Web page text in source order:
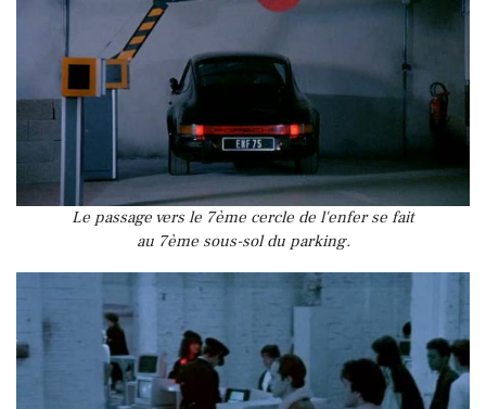
Le passage vers le 7ème cercle de l'enfer se fait
au 7ème sous-sol du parking.